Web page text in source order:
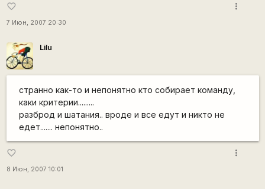
favorite_border
7 Июн, 2007 20:30
more_vert
Lilu
странно как-то и непонятно кто собирает команду,
каки критерии.........
разброд и шатания.. вроде и все едут и никто не
едет....... непонятно..
favorite_border
8 Июн, 2007 10:01
more_vert